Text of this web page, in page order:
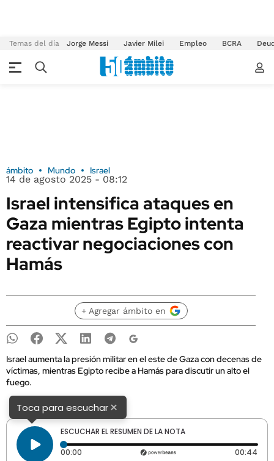
Temas del día Jorge Messi Javier Milei Empleo BCRA
ámbito Mundo Israel
14 de agosto 2025 - 08:12
Israel intensifica ataques en
Gaza mientras Egipto intenta
reactivar negociaciones con
Hamás
+ Agregar ámbito en
Israel aumenta la presión militar en el este de Gaza con decenas de
víctimas, mientras Egipto recibe a Hamás para discutir un alto el
fuego.
Toca para escuchar×
ESCUCHAR EL RESUMEN DE LA NOTA
00:00 Tiempo transcurrido: 0 segundos 00:44